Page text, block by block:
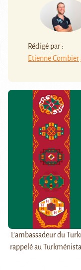
Rédigé par :
Etienne Combier
L'ambassadeur du
rappelé au